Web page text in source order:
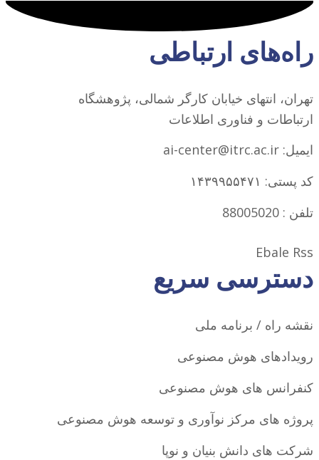
راه‌های ارتباطی
تهران، انتهای خیابان کارگر شمالی، پژوهشگاه
ارتباطات و فناوری اطلاعات
ایمیل: ai-center@itrc.ac.ir
کد پستی: ۱۴۳۹۹۵۵۴۷۱
تلفن : 88005020
Ebale Rss
دسترسی سریع
نقشه راه / برنامه ملی
رویدادهای هوش مصنوعی
کنفرانس های هوش مصنوعی
پروژه های مرکز نوآوری و توسعه هوش مصنوعی
شرکت های دانش بنیان و نوپا